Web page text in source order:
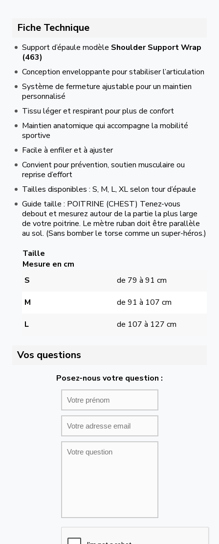
Fiche Technique
Support d’épaule modèle Shoulder Support Wrap
(463)
Conception enveloppante pour stabiliser l’articulation
Système de fermeture ajustable pour un maintien
personnalisé
Tissu léger et respirant pour plus de confort
Maintien anatomique qui accompagne la mobilité
sportive
Facile à enfiler et à ajuster
Convient pour prévention, soutien musculaire ou
reprise d’effort
Tailles disponibles : S, M, L, XL selon tour d’épaule
Guide taille : POITRINE (CHEST) Tenez-vous
debout et mesurez autour de la partie la plus large
de votre poitrine. Le mètre ruban doit être parallèle
au sol. (Sans bomber le torse comme un super-héros.)
Taille
Mesure en cm
S
de 79 à 91 cm
M de 91 à 107 cm
L de 107 à 127 cm
Vos questions
Posez-nous votre question :